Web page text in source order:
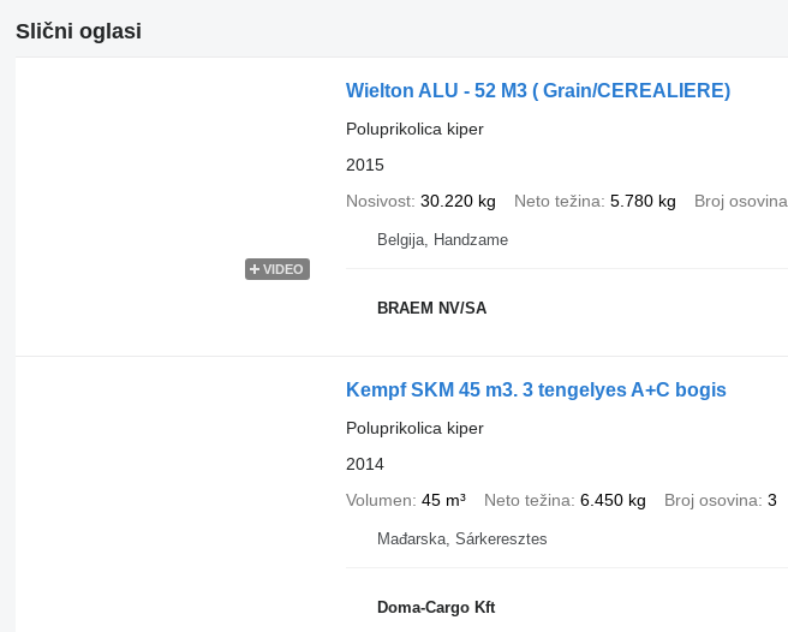
Slični oglasi
VIDEO
Wielton ALU - 52 M3 ( Grain/CEREALIERE)
Poluprikolica kiper
2015
Nosivost 30.220 kg Neto težina 5.780 kg Broj osovina
Belgija, Handzame
BRAEM NV/SA
Kempf SKM 45 m3. 3 tengelyes A+C bogis
Poluprikolica kiper
2014
Volumen 45 m³ Neto težina 6.450 kg Broj osovina 3
Mađarska, Sárkeresztes
Doma-Cargo Kft